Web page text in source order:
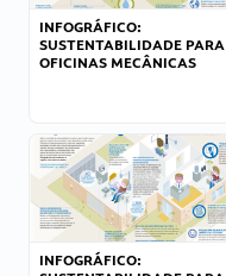
INFOGRÁFICO:
SUSTENTABILIDADE PARA
OFICINAS MECÂNICAS
INFOGRÁFICO: